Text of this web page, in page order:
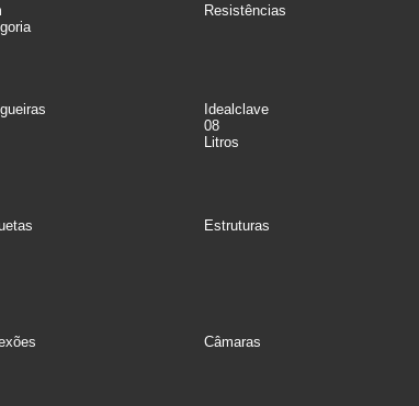
Resistências
Idealclave
08
Litros
Estruturas
Câmaras